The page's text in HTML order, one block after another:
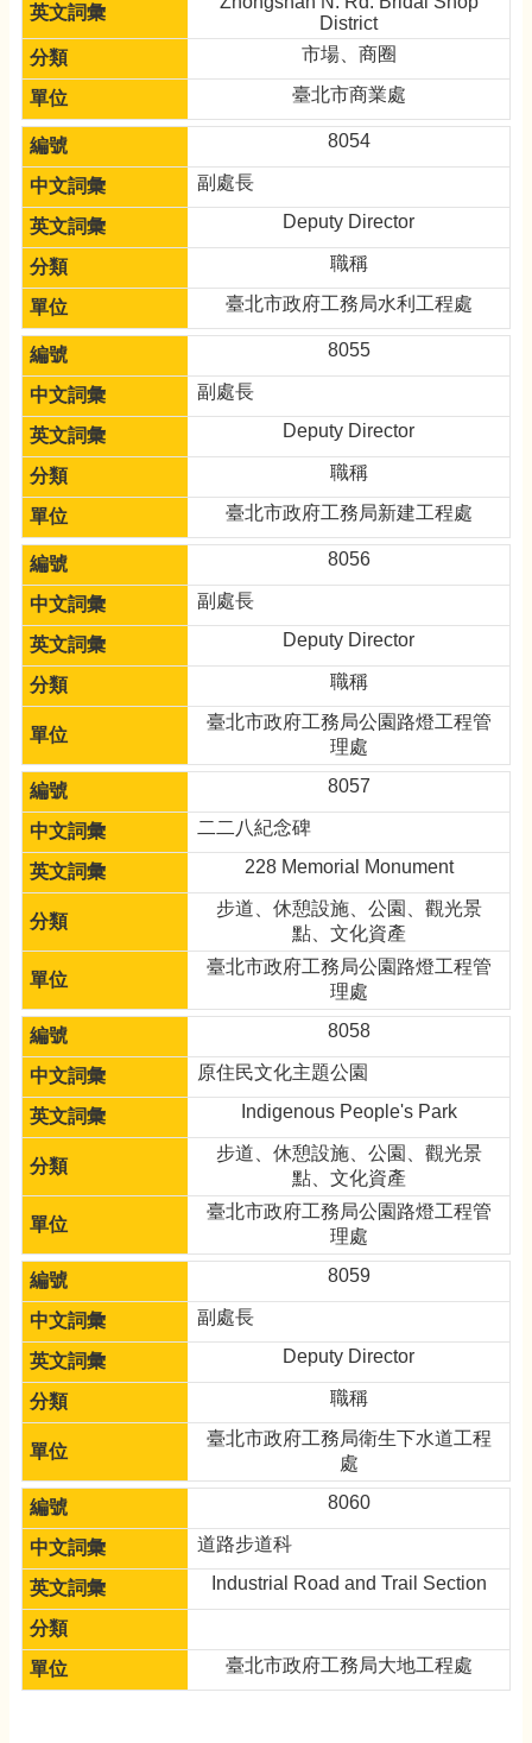
District
市場、商圈
臺北市商業處
8054
副處長
Deputy Director
職稱
臺北市政府工務局水利工程處
8055
副處長
Deputy Director
職稱
臺北市政府工務局新建工程處
8056
副處長
Deputy Director
職稱
臺北市政府工務局公園路燈工程管
理處
8057
二二八紀念碑
228 Memorial Monument
步道、休憩設施、公園、觀光景
點、文化資產
臺北市政府工務局公園路燈工程管
理處
8058
原住民文化主題公園
Indigenous People's Park
步道、休憩設施、公園、觀光景
點、文化資產
臺北市政府工務局公園路燈工程管
理處
8059
副處長
Deputy Director
職稱
臺北市政府工務局衛生下水道工程
處
8060
道路步道科
Industrial Road and Trail Section
臺北市政府工務局大地工程處